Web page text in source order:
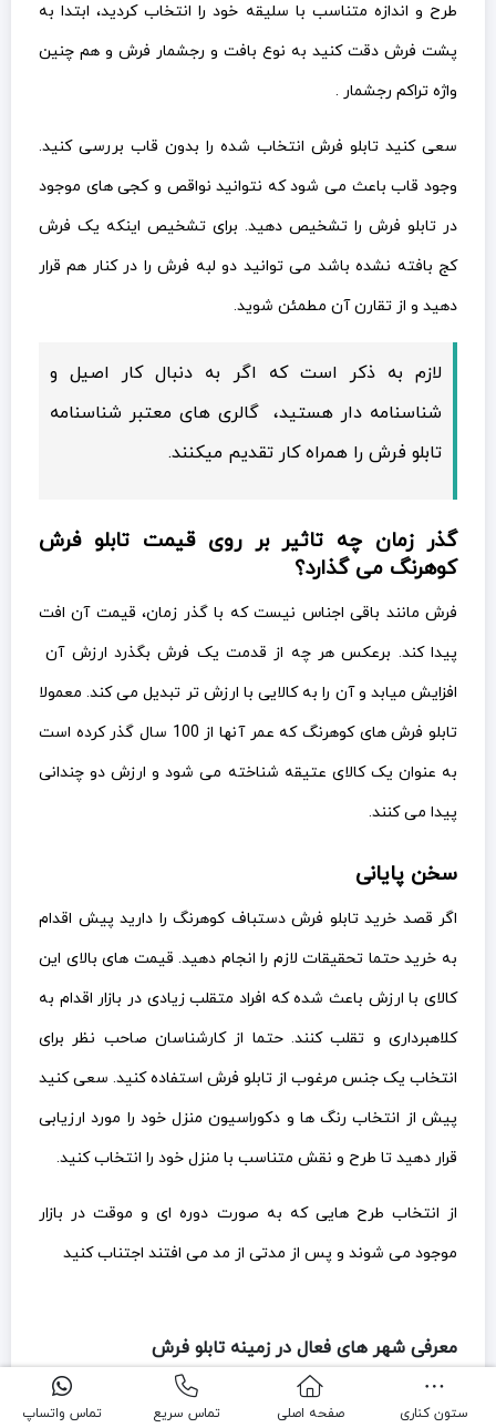
طرح و اندازه متناسب با سلیقه خود را انتخاب کردید، ابتدا به
پشت فرش دقت کنید به نوع بافت و رجشمار فرش و هم چنین
واژه تراکم رجشمار .
سعی کنید تابلو فرش انتخاب شده را بدون قاب بررسی کنید.
وجود قاب باعث می شود که نتوانید نواقص و کجی های موجود
در تابلو فرش را تشخیص دهید. برای تشخیص اینکه یک فرش
کج بافته نشده باشد می توانید دو لبه فرش را در کنار هم قرار
دهید و از تقارن آن مطمئن شوید.
لازم به ذکر است که اگر به دنبال کار اصیل و
شناسنامه دار هستید، گالری های معتبر شناسنامه
تابلو فرش را همراه کار تقدیم میکنند.
گذر زمان چه تاثیر بر روی قیمت تابلو فرش
کوهرنگ می گذارد؟
فرش مانند باقی اجناس نیست که با گذر زمان، قیمت آن افت
پیدا کند. برعکس هر چه از قدمت یک فرش بگذرد ارزش آن
افزایش میابد و آن را به کالایی با ارزش تر تبدیل می کند. معمولا
تابلو فرش های کوهرنگ که عمر آنها از 100 سال گذر کرده است
به عنوان یک کالای عتیقه شناخته می شود و ارزش دو چندانی
پیدا می کنند.
سخن پایانی
اگر قصد خرید تابلو فرش دستباف کوهرنگ را دارید پیش اقدام
به خرید حتما تحقیقات لازم را انجام دهید. قیمت های بالای این
کالای با ارزش باعث شده که افراد متقلب زیادی در بازار اقدام به
کلاهبرداری و تقلب کنند. حتما از کارشناسان صاحب نظر برای
انتخاب یک جنس مرغوب از تابلو فرش استفاده کنید. سعی کنید
پیش از انتخاب رنگ ها و دکوراسیون منزل خود را مورد ارزیابی
قرار دهید تا طرح و نقش متناسب با منزل خود را انتخاب کنید.
از انتخاب طرح هایی که به صورت دوره ای و موقت در بازار
موجود می شوند و پس از مدتی از مد می افتند اجتناب کنید
معرفی شهر های فعال در زمینه تابلو فرش
تابلو فرش سردرودستون کناری صفحه اصلی تماس سریع تماس واتساپ